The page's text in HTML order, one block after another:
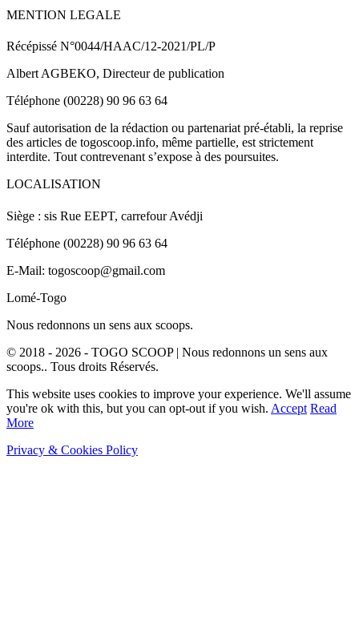
MENTION LEGALE
Récépissé N°0044/HAAC/12-2021/PL/P
Albert AGBEKO, Directeur de publication
Téléphone (00228) 90 96 63 64
Sauf autorisation de la rédaction ou partenariat pré-établi, la reprise
des articles de togoscoop.info, même partielle, est strictement
interdite. Tout contrevenant s’expose à des poursuites.
LOCALISATION
Siège : sis Rue EEPT, carrefour Avédji
Téléphone (00228) 90 96 63 64
E-Mail: togoscoop@gmail.com
Lomé-Togo
Nous redonnons un sens aux scoops.
© 2018 - 2026 - TOGO SCOOP | Nous redonnons un sens aux
scoops.. Tous droits Réservés.
This website uses cookies to improve your experience. We'll assume
you're ok with this, but you can opt-out if you wish. Accept Read
More
Privacy & Cookies Policy